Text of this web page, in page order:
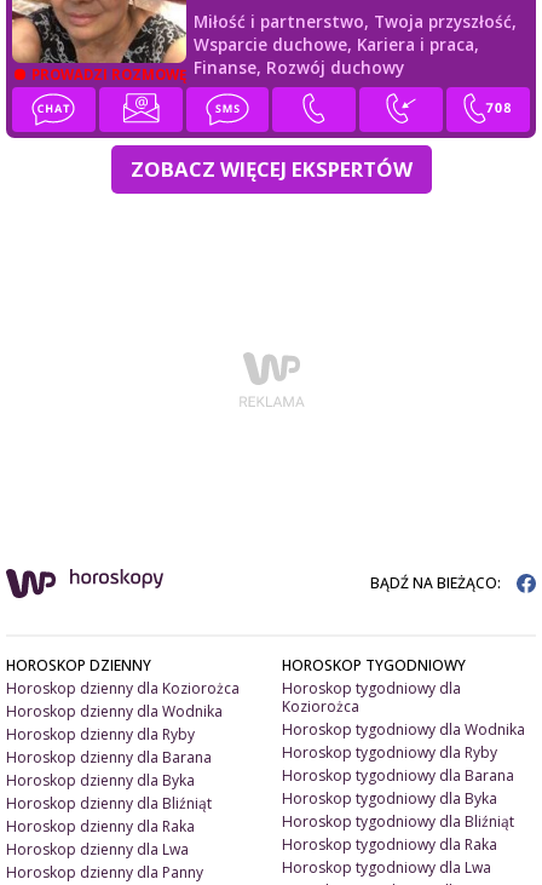
PROWADZI ROZMOWĘ
Miłość i partnerstwo, Twoja przyszłość,
Wsparcie duchowe, Kariera i praca,
Finanse, Rozwój duchowy
ZOBACZ WIĘCEJ EKSPERTÓW
BĄDŹ NA BIEŻĄCO:
HOROSKOP DZIENNY
Horoskop dzienny dla Koziorożca
Horoskop dzienny dla Wodnika
Horoskop dzienny dla Ryby
Horoskop dzienny dla Barana
Horoskop dzienny dla Byka
Horoskop dzienny dla Bliźniąt
Horoskop dzienny dla Raka
Horoskop dzienny dla Lwa
Horoskop dzienny dla Panny
HOROSKOP TYGODNIOWY
Horoskop tygodniowy dla
Koziorożca
Horoskop tygodniowy dla Wodnika
Horoskop tygodniowy dla Ryby
Horoskop tygodniowy dla Barana
Horoskop tygodniowy dla Byka
Horoskop tygodniowy dla Bliźniąt
Horoskop tygodniowy dla Raka
Horoskop tygodniowy dla Lwa